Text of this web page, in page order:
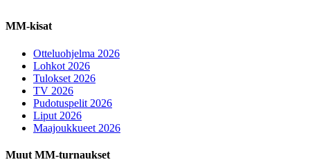
MM-kisat
Otteluohjelma 2026
Lohkot 2026
Tulokset 2026
TV 2026
Pudotuspelit 2026
Liput 2026
Maajoukkueet 2026
Muut MM-turnaukset